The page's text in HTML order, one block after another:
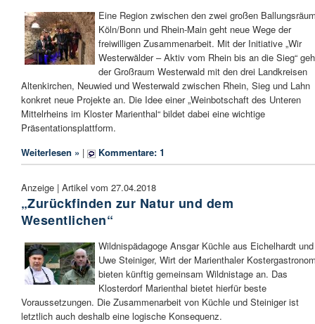
Eine Region zwischen den zwei großen
Köln/Bonn und Rhein-Main geht neue Wege der
freiwilligen Zusammenarbeit. Mit der Initiative „Wir
Westerwälder – Aktiv vom Rhein bis an die Sieg“
der Großraum Westerwald mit den drei Landkreisen
Altenkirchen, Neuwied und Westerwald zwischen Rhein, Sieg und Lahn
konkret neue Projekte an. Die Idee einer „Weinbotschaft des Unteren
Mittelrheins im Kloster Marienthal“ bildet dabei eine wichtige
Präsentationsplattform.
Weiterlesen » | Kommentare: 1
Anzeige | Artikel vom 27.04.2018
„Zurückfinden zur Natur und dem
Wesentlichen“
Wildnispädagoge Ansgar Küchle aus Eichelhardt und
Uwe Steiniger, Wirt der Marienthaler
bieten künftig gemeinsam Wildnistage an. Das
Klosterdorf Marienthal bietet hierfür beste
Voraussetzungen. Die Zusammenarbeit von Küchle und Steiniger ist
letztlich auch deshalb eine logische Konsequenz.